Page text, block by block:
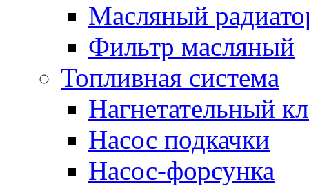
Масляный
Фильтр масляный
Топливная система
Нагнетательный
Насос подкачки
Насос-форсунка